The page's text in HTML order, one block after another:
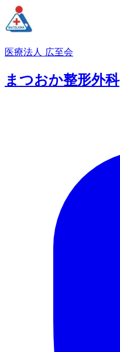
医療法人 広至会
まつおか整形外科